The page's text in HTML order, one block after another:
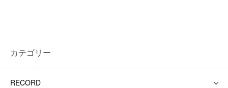
カテゴリー
RECORD